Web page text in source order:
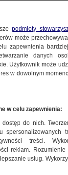
dotyczące
podmioty
może
zapewnienia
danych
Użytkownik może
w dowolnym
w celu zapewnienia:
do nich.
spersonalizowanych
treści.
reklam.
usług.